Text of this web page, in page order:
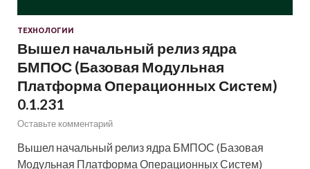
ТЕХНОЛОГИИ
Вышел начальный релиз ядра
БМПОС (Базовая Модульная
Платформа Операционных Систем)
0.1.231
Оставьте комментарий
Вышел начальный релиз ядра БМПОС (Базовая
Модульная Платформа Операционных Систем)